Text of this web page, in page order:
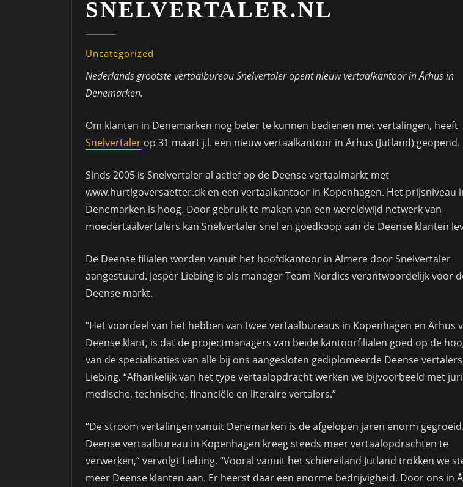
SNELVERTALER.NL
Uncategorized
Nederlands grootste vertaalbureau Snelvertaler opent nieuw vertaalkantoor in Århus in
Denemarken.
Om klanten in Denemarken nog beter te kunnen bedienen met vertalingen, heeft
Snelvertaler op 31 maart j.l. een nieuw vertaalkantoor in Århus (Jutland) geopend.
Sinds 2005 is Snelvertaler al actief op de Deense vertaalmarkt met
www.hurtigoversaetter.dk en een vertaalkantoor in Kopenhagen. Het prijsniveau
Denemarken is hoog. Door gebruik te maken van een wereldwijd netwerk van
moedertaalvertalers kan Snelvertaler snel en goedkoop aan de Deense klanten
De Deense filialen worden vanuit het hoofdkantoor in Almere door Snelvertaler
aangestuurd. Jesper Liebing is als manager Team Nordics verantwoordelijk voor
Deense markt.
“Het voordeel van het hebben van twee vertaalbureaus in Kopenhagen en Århus
Deense klant, is dat de projectmanagers van beide kantoorfilialen goed op de
van de specialisaties van alle bij ons aangesloten gediplomeerde Deense
Liebing. “Afhankelijk van het type vertaalopdracht werken we bijvoorbeeld met
medische, technische, financiële en literaire vertalers.”
“De stroom vertalingen vanuit Denemarken is de afgelopen jaren enorm
Deense vertaalbureau in Kopenhagen kreeg steeds meer vertaalopdrachten te
verwerken,” vervolgt Liebing. “Vooral vanuit het schiereiland Jutland trokken we
meer Deense klanten aan. Er heerst daar een enorme bedrijvigheid. Door ons in